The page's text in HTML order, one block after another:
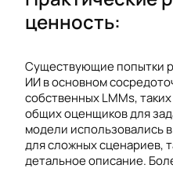
ценность:
Существующие попытки
ИИ в основном
собственных LMMs, таких
общих оценщиков для
модели использовались
для сложных сценариев,
детальное описание.